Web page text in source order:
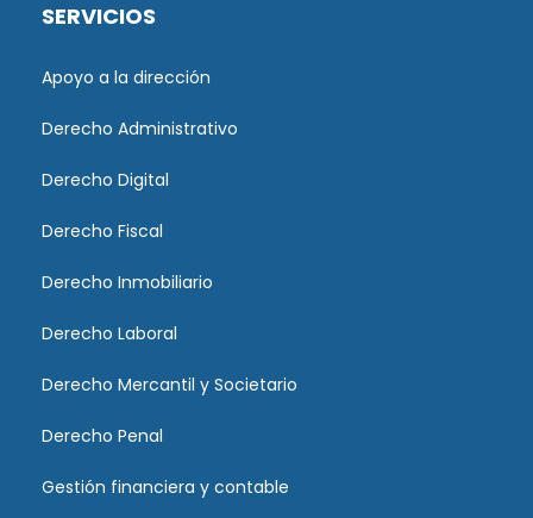
SERVICIOS
Apoyo a la dirección
Derecho Administrativo
Derecho Digital
Derecho Fiscal
Derecho Inmobiliario
Derecho Laboral
Derecho Mercantil y Societario
Derecho Penal
Gestión financiera y contable